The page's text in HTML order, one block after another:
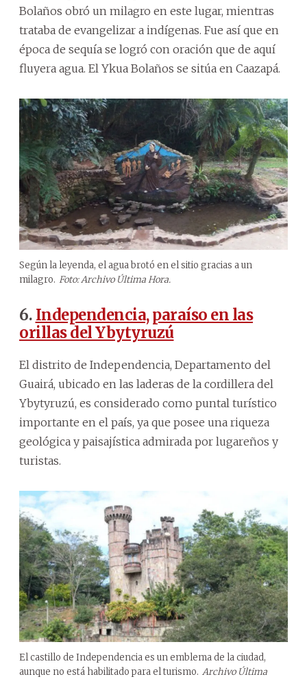
Bolaños obró un milagro en este lugar, mientras
trataba de evangelizar a indígenas. Fue así que en
época de sequía se logró con oración que de aquí
fluyera agua. El Ykua Bolaños se sitúa en Caazapá.
Según la leyenda, el agua brotó en el sitio gracias a un
milagro. Foto: Archivo Última Hora.
6. Independencia, paraíso en las
orillas del Ybytyruzú
El distrito de Independencia, Departamento del
Guairá, ubicado en las laderas de la cordillera del
Ybytyruzú, es considerado como puntal turístico
importante en el país, ya que posee una riqueza
geológica y paisajística admirada por lugareños y
turistas.
El castillo de Independencia es un emblema de la ciudad,
aunque no está habilitado para el turismo. Archivo Última